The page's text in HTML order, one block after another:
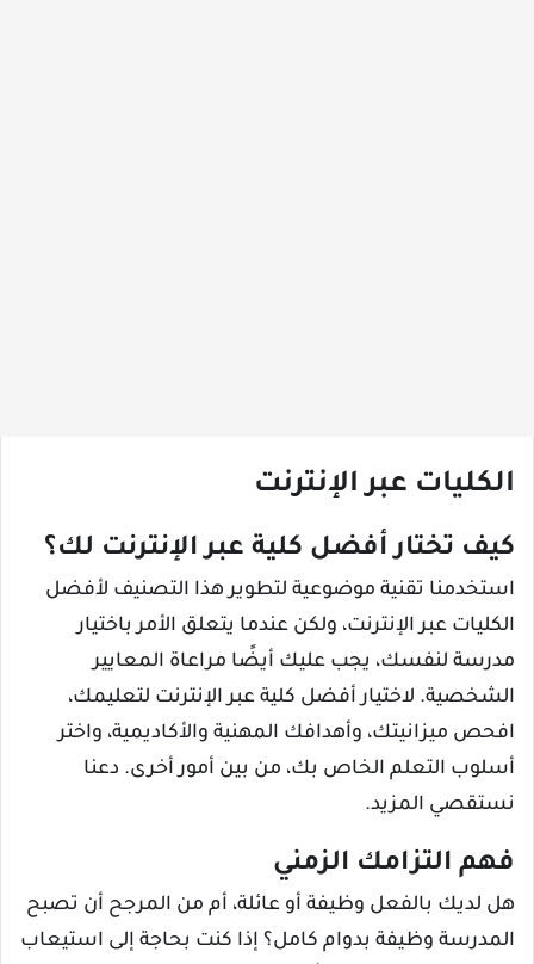
الكليات عبر الإنترنت
كيف تختار أفضل كلية عبر الإنترنت لك؟
استخدمنا تقنية موضوعية لتطوير هذا التصنيف لأفضل
الكليات عبر الإنترنت، ولكن عندما يتعلق الأمر باختيار
مدرسة لنفسك، يجب عليك أيضًا مراعاة المعايير
الشخصية. لاختيار أفضل كلية عبر الإنترنت لتعليمك،
افحص ميزانيتك، وأهدافك المهنية والأكاديمية، واختر
أسلوب التعلم الخاص بك، من بين أمور أخرى. دعنا
نستقصي المزيد.
فهم التزامك الزمني
هل لديك بالفعل وظيفة أو عائلة، أم من المرجح أن تصبح
المدرسة وظيفة بدوام كامل؟ إذا كنت بحاجة إلى استيعاب